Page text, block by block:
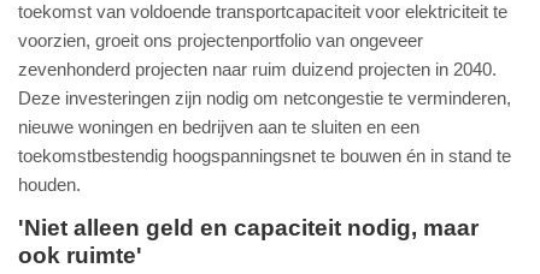
toekomst van voldoende transportcapaciteit voor elektriciteit te
voorzien, groeit ons projectenportfolio van ongeveer
zevenhonderd projecten naar ruim duizend projecten in 2040.
Deze investeringen zijn nodig om netcongestie te verminderen,
nieuwe woningen en bedrijven aan te sluiten en een
toekomstbestendig hoogspanningsnet te bouwen én in stand te
houden.
'Niet alleen geld en capaciteit nodig, maar
ook ruimte'